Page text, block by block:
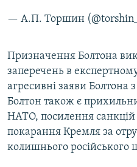
— А.П. Торшин
Призначення Болтона
заперечень в
агресивні заяви Болтона
Болтон також є
НАТО, посилення санкцій
покарання Кремля за
колишнього російського